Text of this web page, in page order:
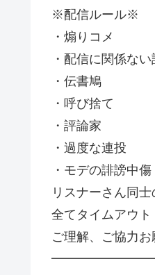
※配信ルール※
・煽りコメ
・配信に関係ない
・伝書鳩
・呼び捨て
・評論家
・過度な連投
・モデの誹謗中傷
リスナーさん同
全てタイムアウ
ご理解、ご協力